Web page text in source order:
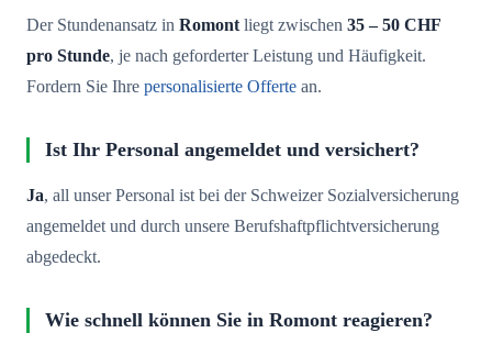
Der Stundenansatz in Romontliegt zwischen 35 – 50 CHF
pro Stunde, je nach geforderter Leistung und Häufigkeit.
Fordern Sie Ihre personalisierte Offerte an.
Ist Ihr Personal angemeldet und versichert?
Ja, all unser Personal ist bei der Schweizer Sozialversicherung
angemeldet und durch unsere Berufshaftpflichtversicherung
abgedeckt.
Wie schnell können Sie in Romont reagieren?